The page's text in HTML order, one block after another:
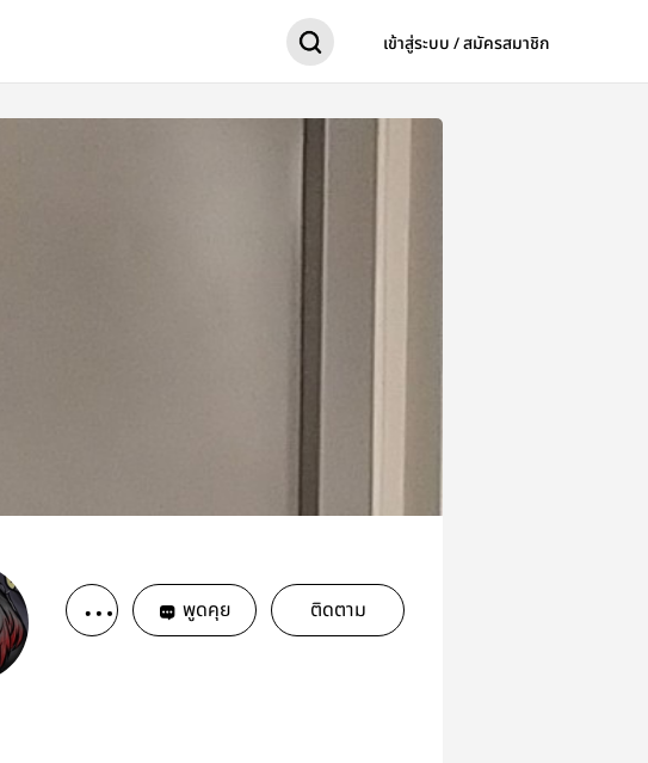
เข้าสู่ระบบ / สมัครสมาชิก
พูดคุย ติดตาม